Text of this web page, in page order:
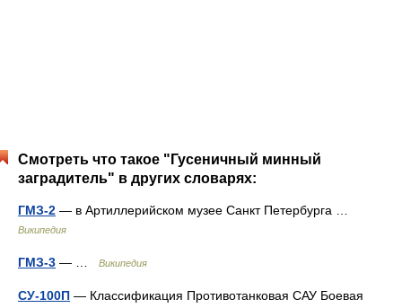
Смотреть что такое "Гусеничный минный
заградитель" в других словарях:
ГМЗ-2 — в Артиллерийском музее Санкт Петербурга …
Википедия
ГМЗ-3 — … Википедия
СУ-100П — Классификация Противотанковая САУ Боевая